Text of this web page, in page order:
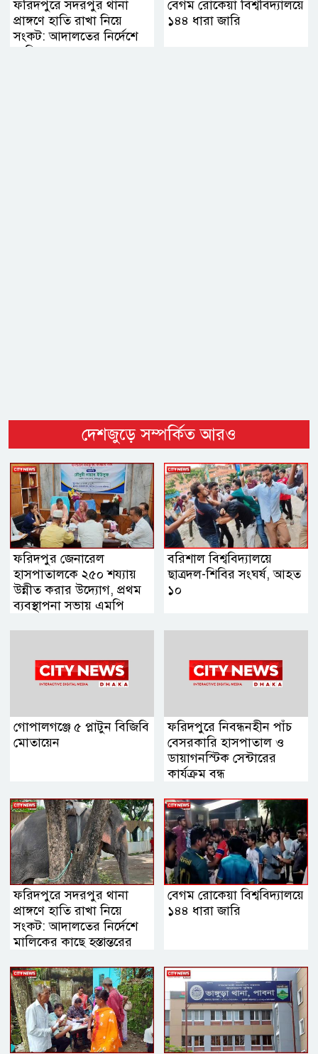
ফরিদপুরে সদরপুর থানা
প্রাঙ্গণে হাতি রাখা নিয়ে
সংকট: আদালতের নির্দেশে
মালিকের কাছে হস্তান্তরের
বেগম রোকেয়া বিশ্ববিদ্যালয়ে
১৪৪ ধারা জারি
দেশজুড়ে সম্পর্কিত আরও
ফরিদপুর জেনারেল
হাসপাতালকে ২৫০ শয্যায়
উন্নীত করার উদ্যোগ, প্রথম
ব্যবস্থাপনা সভায় এমপি
বরিশাল বিশ্ববিদ্যালয়ে
ছাত্রদল-শিবির সংঘর্ষ, আহত
১০
গোপালগঞ্জে ৫ প্লাটুন বিজিবি
মোতায়েন
ফরিদপুরে নিবন্ধনহীন পাঁচ
বেসরকারি হাসপাতাল ও
ডায়াগনস্টিক সেন্টারের
কার্যক্রম বন্ধ
ফরিদপুরে সদরপুর থানা
প্রাঙ্গণে হাতি রাখা নিয়ে
সংকট: আদালতের নির্দেশে
মালিকের কাছে হস্তান্তরের
বেগম রোকেয়া বিশ্ববিদ্যালয়ে
১৪৪ ধারা জারি